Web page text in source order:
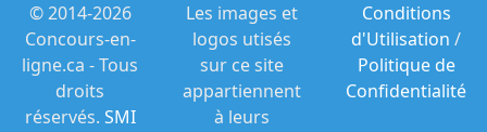
© 2014-2026
Concours-en-
ligne.ca - Tous
droits
réservés. SMI
Les images et
logos utisés
sur ce site
appartiennent
à leurs
Conditions
d'Utilisation /
Politique de
Confidentialité